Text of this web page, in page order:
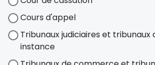
Cours d'appel
Tribunaux judiciaires et
instance